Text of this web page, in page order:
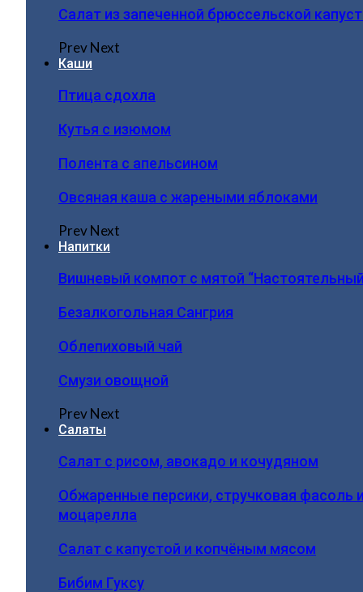
Салат из запеченной брюссельской
PrevNext
Каши
Птица сдохла
Кутья с изюмом
Полента с апельсином
Овсяная каша с жареными яблоками
PrevNext
Напитки
Вишневый компот с мятой
Безалкогольная Сангрия
Облепиховый чай
Смузи овощной
PrevNext
Салаты
Салат с рисом, авокадо и кочудяном
Обжаренные персики, стручковая фасоль
моцарелла
Салат с капустой и копчёным мясом
Бибим Гуксу